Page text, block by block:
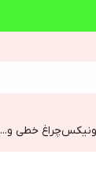
رونیکسچراغ خطی و...